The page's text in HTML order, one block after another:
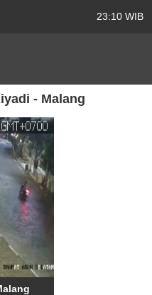
23:10 WIB
- Malang